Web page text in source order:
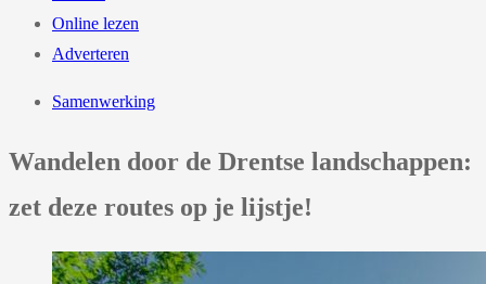
Online lezen
Adverteren
Samenwerking
Wandelen door de Drentse landschappen:
zet deze routes op je lijstje!